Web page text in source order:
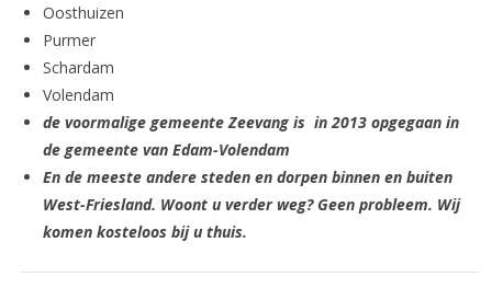
Oosthuizen
Purmer
Schardam
Volendam
de voormalige gemeente Zeevang is in 2013 opgegaan in
de gemeente van Edam-Volendam
En de meeste andere steden en dorpen binnen en buiten
West-Friesland. Woont u verder weg? Geen probleem. Wij
komen kosteloos bij u thuis.